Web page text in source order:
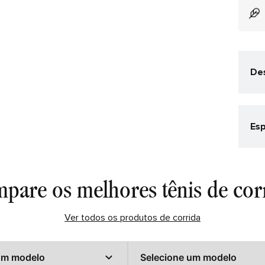
os melhores tênis de
Ver todos os produtos de corrida